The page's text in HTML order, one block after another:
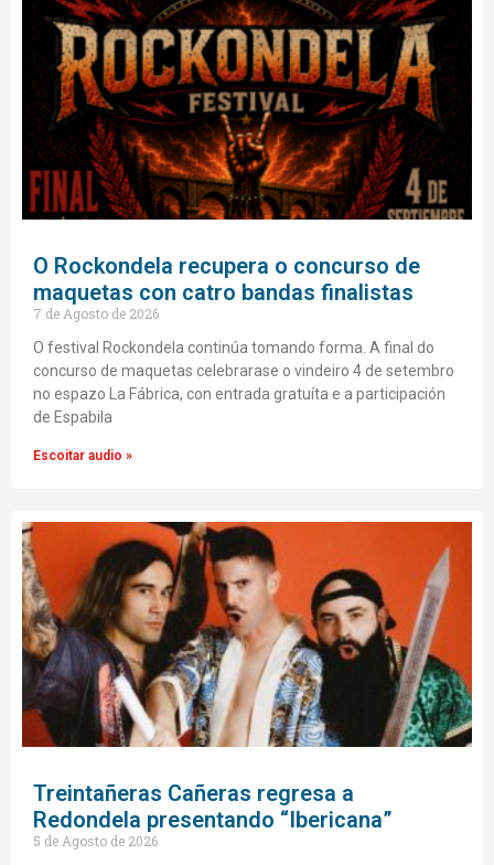
O Rockondela recupera o concurso de
maquetas con catro bandas finalistas
7 de Agosto de 2026
O festival Rockondela continúa tomando forma. A final do
concurso de maquetas celebrarase o vindeiro 4 de setembro
no espazo La Fábrica, con entrada gratuíta e a participación
de Espabila
Escoitar audio »
Treintañeras Cañeras regresa a
Redondela presentando “Ibericana”
5 de Agosto de 2026